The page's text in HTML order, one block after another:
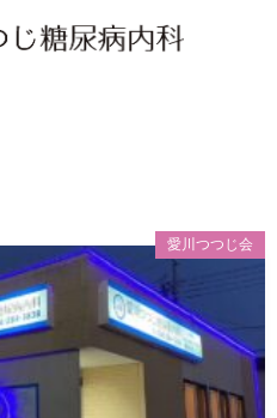
愛川つつじ会